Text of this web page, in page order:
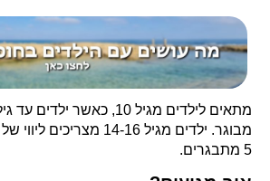
מבוגר. ילדים מגיל 14-16
5 מתבגרים.